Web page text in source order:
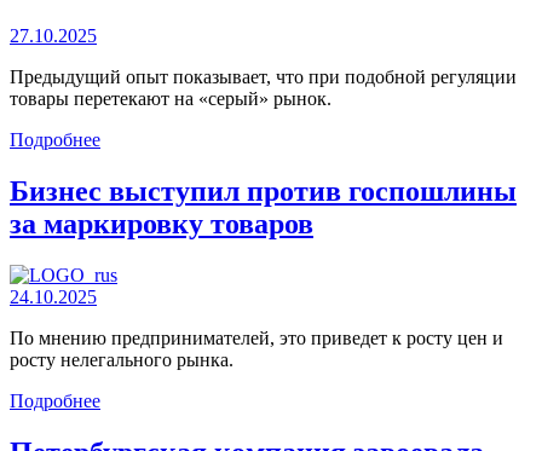
27.10.2025
Предыдущий опыт показывает, что при подобной регуляции
товары перетекают на «серый» рынок.
Подробнее
Бизнес выступил против госпошлины
за маркировку товаров
24.10.2025
По мнению предпринимателей, это приведет к росту цен и
росту нелегального рынка.
Подробнее